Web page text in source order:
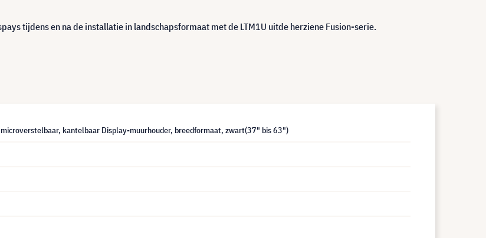
tijdens en na de installatie in landschapsformaat met de LTM1U uitde herziene Fusion-serie.
microverstelbaar, kantelbaar Display-muurhouder, breedformaat, zwart(37" bis 63")